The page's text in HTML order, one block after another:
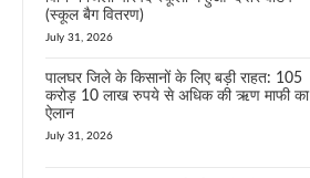
(स्कूल बैग वितरण)
July 31, 2026
पालघर जिले के किसानों के लिए बड़ी राहत: 105
करोड़ 10 लाख रुपये से अधिक की ऋण माफी का
ऐलान
July 31, 2026